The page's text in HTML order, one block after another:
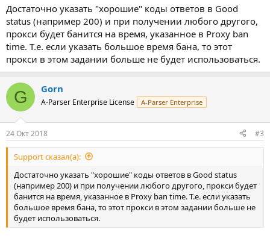
Достаточно указать "хорошие" коды ответов в Good
status (например 200) и при получении любого другого,
прокси будет банится на время, указанное в Proxy ban
time. Т.е. если указать большое время бана, то этот
прокси в этом задании больше не будет использоваться.
G Gorn
A-Parser Enterprise License A-Parser Enterprise
24 Окт 2018 #3
Support сказал(а):
Достаточно указать "хорошие" коды ответов в Good status
(например 200) и при получении любого другого, прокси будет
банится на время, указанное в Proxy ban time. Т.е. если указать
большое время бана, то этот прокси в этом задании больше не
будет использоваться.